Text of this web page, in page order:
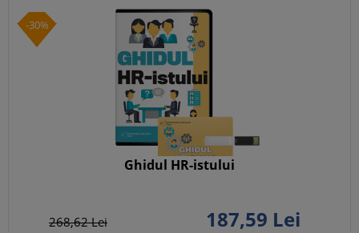
-30%
Ghidul HR-istului
268,62Lei 187,59 Lei